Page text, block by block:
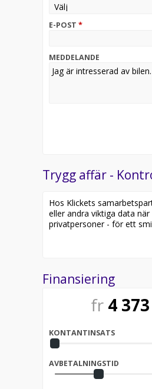
Vi tar gärna ditt fordon i
Välkommen in till oss
E-POST *
MEDDELANDE
Trygg affär -
Hos Klickets
eller andra viktiga data
privatpersoner - för ett
Finansiering
fr 4 373
KONTANTINSATS
AVBETALNINGSTID